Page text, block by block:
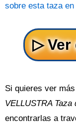
sobre esta taza en
Si quieres ver
VELLUSTRA
encontrarlas a